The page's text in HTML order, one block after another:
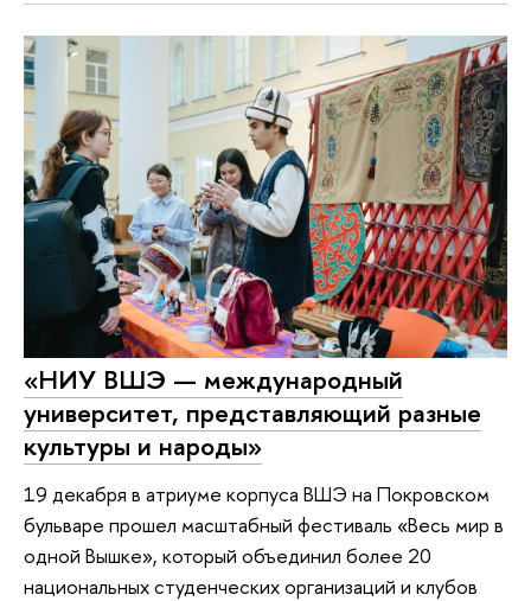
«НИУ ВШЭ — международный
университет, представляющий разные
культуры и народы»
19 декабря в атриуме корпуса ВШЭ на Покровском
бульваре прошел масштабный фестиваль «Весь мир в
одной Вышке», который объединил более 20
национальных студенческих организаций и клубов